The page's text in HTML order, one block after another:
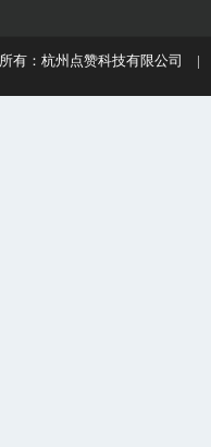
所有：杭州点赞科技有限公司